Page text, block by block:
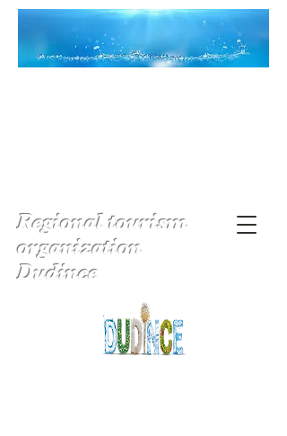
Regional tourism
organization
Dudince